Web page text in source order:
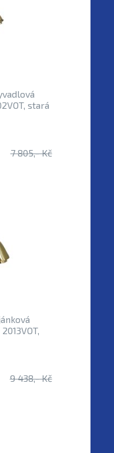
stará
7 805,- Kč
9 438,- Kč